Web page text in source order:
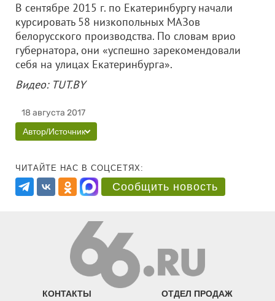
В сентябре 2015 г. по Екатеринбургу начали
курсировать 58 низкопольных МАЗов
белорусского производства. По словам врио
губернатора, они «успешно зарекомендовали
себя на улицах Екатеринбурга».
Видео: TUT.BY
18 августа 2017
Автор/Источник
ЧИТАЙТЕ НАС В СОЦСЕТЯХ:
Сообщить новость
КОНТАКТЫ ОТДЕЛ ПРОДАЖ